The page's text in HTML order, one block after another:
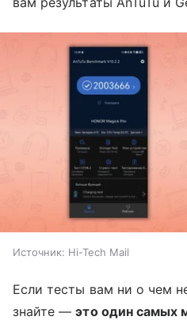
Источник: Hi-Tech Mail
Если тесты вам ни о чем
знайте —это один самых